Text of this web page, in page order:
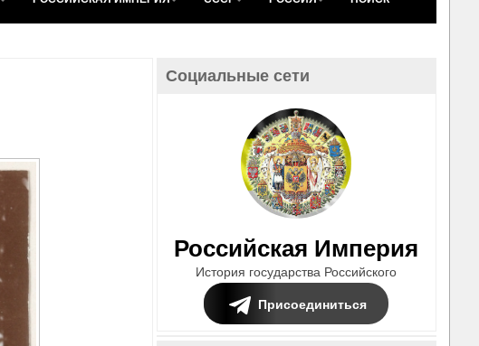
Социальные сети
Российская Империя
История государства Российского
Присоединиться